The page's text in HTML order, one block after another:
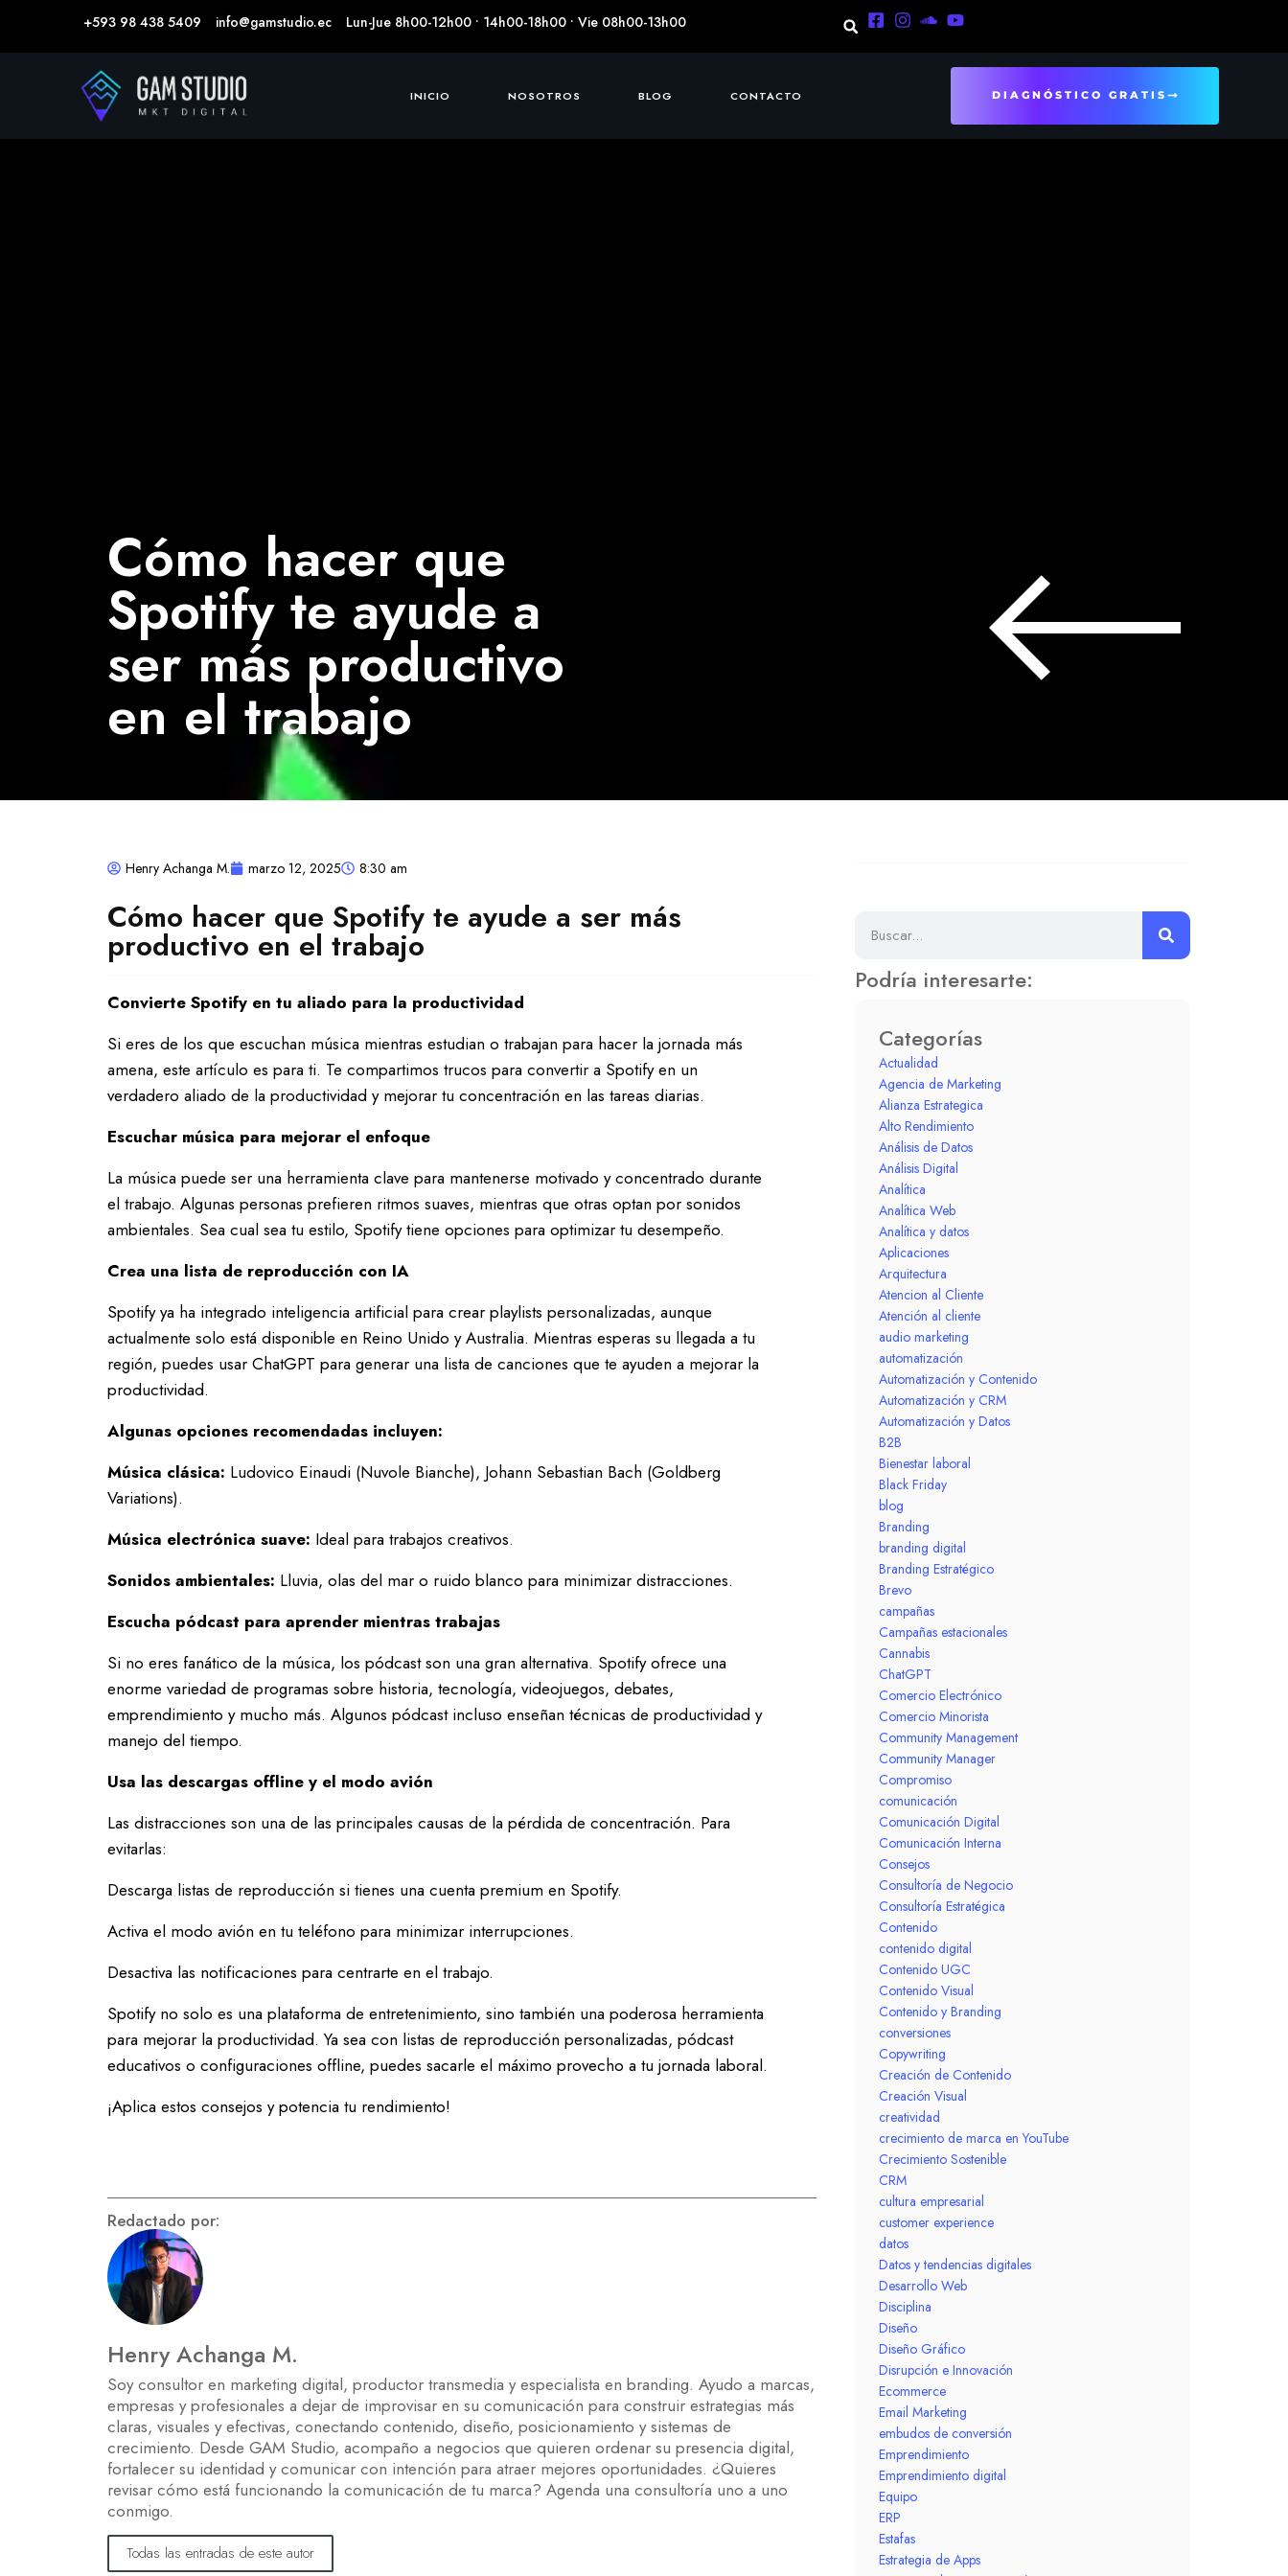
+593 98 438 5409 info@gamstudio.ec Lun-Jue 8h00-12h00 • 14h00-18h00 • Vie 08h00-13h00
INICIO NOSOTROS BLOG CONTACTO DIAGNÓSTICO GRATIS
Cómo hacer que
Spotify te ayude a
ser más productivo
en el trabajo
Henry Achanga M. marzo 12, 2025 8:30 am
Cómo hacer que Spotify te ayude a ser más
productivo en el trabajo
Convierte Spotify en tu aliado para la productividad
Si eres de los que escuchan música mientras estudian o trabajan para hacer la jornada más
amena, este artículo es para ti. Te compartimos trucos para convertir a Spotify en un
verdadero aliado de la productividad y mejorar tu concentración en las tareas diarias.
Escuchar música para mejorar el enfoque
La música puede ser una herramienta clave para mantenerse motivado y concentrado durante
el trabajo. Algunas personas prefieren ritmos suaves, mientras que otras optan por sonidos
ambientales. Sea cual sea tu estilo, Spotify tiene opciones para optimizar tu desempeño.
Crea una lista de reproducción con IA
Spotify ya ha integrado inteligencia artificial para crear playlists personalizadas, aunque
actualmente solo está disponible en Reino Unido y Australia. Mientras esperas su llegada a tu
región, puedes usar ChatGPT para generar una lista de canciones que te ayuden a mejorar la
productividad.
Algunas opciones recomendadas incluyen:
Música clásica: Ludovico Einaudi (Nuvole Bianche), Johann Sebastian Bach (Goldberg
Variations).
Música electrónica suave: Ideal para trabajos creativos.
Sonidos ambientales: Lluvia, olas del mar o ruido blanco para minimizar distracciones.
Escucha pódcast para aprender mientras trabajas
Si no eres fanático de la música, los pódcast son una gran alternativa. Spotify ofrece una
enorme variedad de programas sobre historia, tecnología, videojuegos, debates,
emprendimiento y mucho más. Algunos pódcast incluso enseñan técnicas de productividad y
manejo del tiempo.
Usa las descargas offline y el modo avión
Las distracciones son una de las principales causas de la pérdida de concentración. Para
evitarlas:
Descarga listas de reproducción si tienes una cuenta premium en Spotify.
Activa el modo avión en tu teléfono para minimizar interrupciones.
Desactiva las notificaciones para centrarte en el trabajo.
Spotify no solo es una plataforma de entretenimiento, sino también una poderosa herramienta
para mejorar la productividad. Ya sea con listas de reproducción personalizadas, pódcast
educativos o configuraciones offline, puedes sacarle el máximo provecho a tu jornada laboral.
¡Aplica estos consejos y potencia tu rendimiento!
Redactado por:
Henry Achanga M.
Soy consultor en marketing digital, productor transmedia y especialista en branding. Ayudo a marcas,
empresas y profesionales a dejar de improvisar en su comunicación para construir estrategias más
claras, visuales y efectivas, conectando contenido, diseño, posicionamiento y sistemas de
crecimiento. Desde GAM Studio, acompaño a negocios que quieren ordenar su presencia digital,
fortalecer su identidad y comunicar con intención para atraer mejores oportunidades. ¿Quieres
revisar cómo está funcionando la comunicación de tu marca? Agenda una consultoría uno a uno
conmigo.
Todas las entradas de este autor
Podría interesarte:
Categorías
Actualidad
Agencia de Marketing
Alianza Estrategica
Alto Rendimiento
Análisis de Datos
Análisis Digital
Analítica
Analítica Web
Analítica y datos
Aplicaciones
Arquitectura
Atencion al Cliente
Atención al cliente
audio marketing
automatización
Automatización y Contenido
Automatización y CRM
Automatización y Datos
B2B
Bienestar laboral
Black Friday
blog
Branding
branding digital
Branding Estratégico
Brevo
campañas
Campañas estacionales
Cannabis
ChatGPT
Comercio Electrónico
Comercio Minorista
Community Management
Community Manager
Compromiso
comunicación
Comunicación Digital
Comunicación Interna
Consejos
Consultoría de Negocio
Consultoría Estratégica
Contenido
contenido digital
Contenido UGC
Contenido Visual
Contenido y Branding
conversiones
Copywriting
Creación de Contenido
Creación Visual
creatividad
crecimiento de marca en YouTube
Crecimiento Sostenible
CRM
cultura empresarial
customer experience
datos
Datos y tendencias digitales
Desarrollo Web
Disciplina
Diseño
Diseño Gráfico
Disrupción e Innovación
Ecommerce
Email Marketing
embudos de conversión
Emprendimiento
Emprendimiento digital
Equipo
ERP
Estafas
Estrategia de Apps